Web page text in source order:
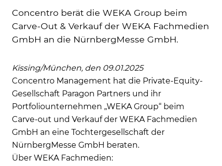
Concentro berät die WEKA Group beim
Carve-Out & Verkauf der WEKA Fachmedien
GmbH an die NürnbergMesse GmbH.
Kissing/München, den 09.01.2025
Concentro Management hat die Private-Equity-
Gesellschaft Paragon Partners und ihr
Portfoliounternehmen „WEKA Group“ beim
Carve-out und Verkauf der WEKA Fachmedien
GmbH an eine Tochtergesellschaft der
NürnbergMesse GmbH beraten.
Über WEKA Fachmedien: